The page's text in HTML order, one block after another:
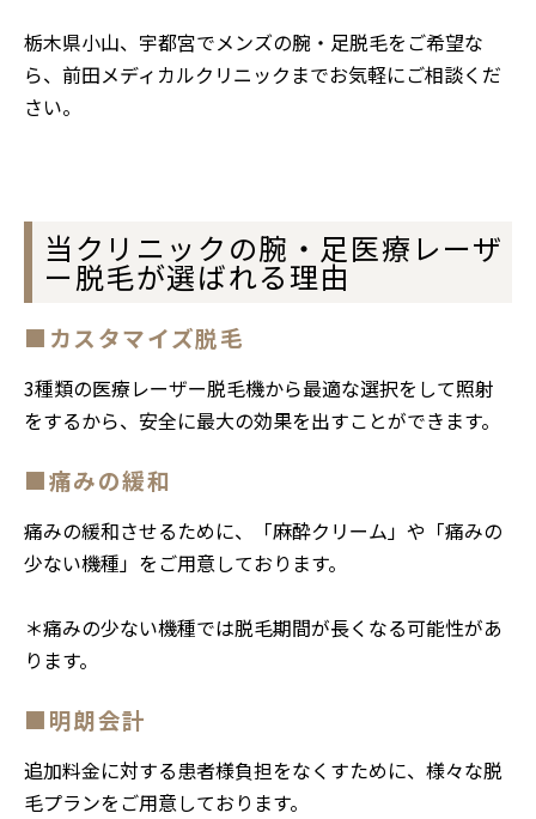
栃木県小山、宇都宮でメンズの腕・足脱毛をご希望な
ら、前田メディカルクリニックまでお気軽にご相談くだ
さい。
当クリニックの腕・足医療レーザ
ー脱毛が選ばれる理由
■カスタマイズ脱毛
3種類の医療レーザー脱毛機から最適な選択をして照射
をするから、安全に最大の効果を出すことができます。
■痛みの緩和
痛みの緩和させるために、「麻酔クリーム」や「痛みの
少ない機種」をご用意しております。
＊痛みの少ない機種では脱毛期間が長くなる可能性があ
ります。
■明朗会計
追加料金に対する患者様負担をなくすために、様々な脱
毛プランをご用意しております。